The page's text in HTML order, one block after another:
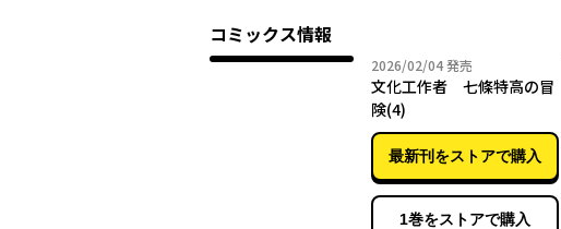
コミックス情報
2026/02/042026年02月04日
発売
文化工作者 七條特高の冒
険(4)
最新刊をストアで購入
1巻をストアで購入